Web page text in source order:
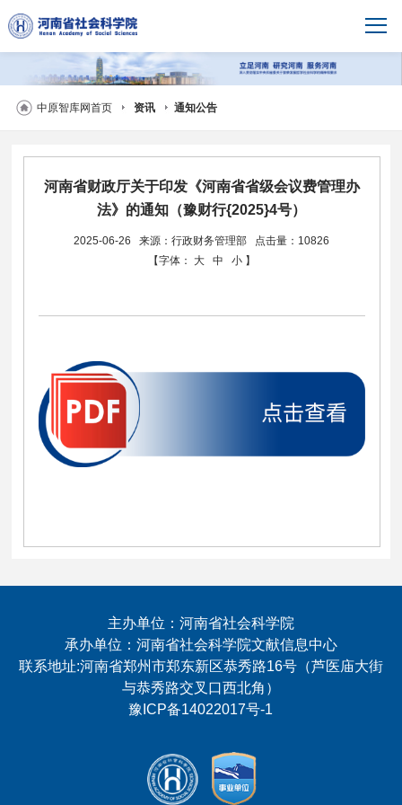
中原智库网首页 资讯 通知公告
河南省财政厅关于印发《河南省省级会议费管理办
法》的通知（豫财行{2025}4号）
2025-06-26 来源：行政财务管理部
点击量：10826
【字体：
大 中 小 】
主办单位：河南省社会科学院
承办单位：河南省社会科学院文献信息中心
联系地址:河南省郑州市郑东新区恭秀路16号（芦医庙大街
与恭秀路交叉口西北角）
豫ICP备14022017号-1